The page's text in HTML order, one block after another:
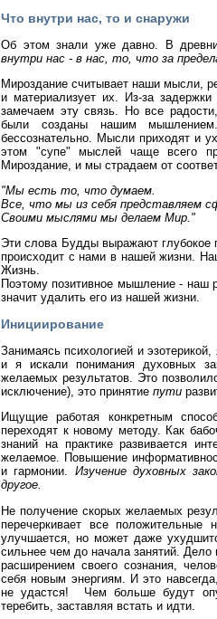
Что внутри нас, то и снаружи
Об этом знали уже давно. В
внутри нас - в нас, то, что за
Мироздание считывает наши мысли,
и материализует их. Из-за
замечаем эту связь. Но все
были созданы нашим
бессознательно. Мысли приходят и
этом "супе" мыслей чаще всего
Мироздание, и мы страдаем от
"Мы есть то, что думаем.
Все, что мы из себя представляем
Своими мыслями мы делаем Мир."
Эти слова Будды выражают глубокое
происходит с нами в нашей жизни.
Жизнь.
Поэтому позитивное мышление - наш
значит удалить его из нашей жизни.
Инициирование
Занимаясь психологией и
и я искали понимания духовных
желаемых результатов. Это
исключение), это принятие пути
Ищущие работая конкретным
переходят к новому методу. Как
знаний на практике развивается
желаемое. Повышение
и гармонии. Изучение духовных
другое.
Не получение скорых желаемых
перечеркивает все положительные
улучшается, но может даже
сильнее чем до начала занятий.
расширением своего сознания,
себя новым энергиям. И это
не удастся! Чем больше будут
теребить, заставляя встать и идти.